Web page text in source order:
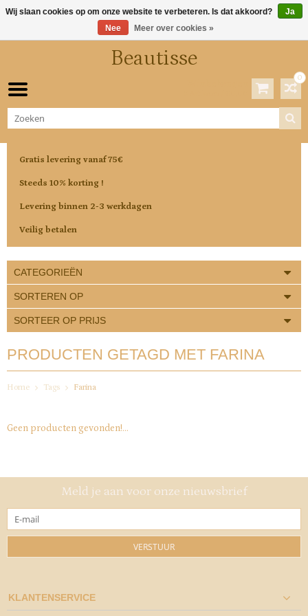
Beautisse
0
Gratis levering vanaf 75€
Steeds 10% korting !
Levering binnen 2-3 werkdagen
Veilig betalen
CATEGORIEËN
SORTEREN OP
SORTEER OP PRIJS
PRODUCTEN GETAGD MET FARINA
Home Tags Farina
Geen producten gevonden!...
Meld je aan voor onze nieuwsbrief
VERSTUUR
KLANTENSERVICE
Wij slaan cookies op om onze website te verbeteren. Is dat akkoord?
Ja
Nee
Meer over cookies »